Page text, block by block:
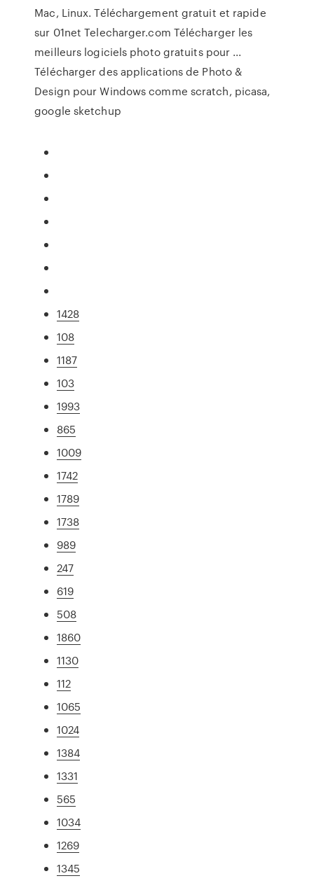
Mac, Linux. Téléchargement gratuit et rapide
sur 01net Telecharger.com Télécharger les
meilleurs logiciels photo gratuits pour ...
Télécharger des applications de Photo &
Design pour Windows comme scratch, picasa,
google sketchup
1428
108
1187
103
1993
865
1009
1742
1789
1738
989
247
619
508
1860
1130
112
1065
1024
1384
1331
565
1034
1269
1345